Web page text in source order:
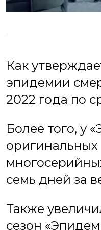
Как
эпидемии
2022 года по
Более того, у
оригинальных
семь дней за
Также
сезон